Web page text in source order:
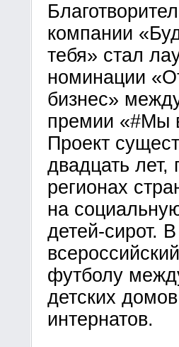
компании
тебя» стал
номинации
бизнес»
премии «#Мы
Проект
двадцать лет,
регионах
на
детей-сирот.
футболу
детских
интернатов.